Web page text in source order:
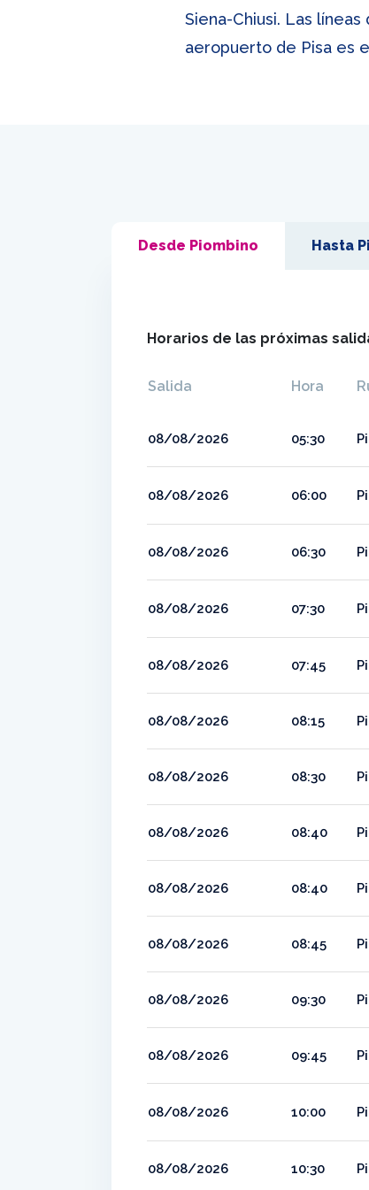
Siena-Chiusi. Las
aeropuerto de Pisa es
Desde Piombino Hasta
Horarios de las próximas
Salida Hora
08/08/2026 05:30
08/08/2026 06:00
08/08/2026 06:30
08/08/2026 07:30
08/08/2026 07:45
08/08/2026 08:15
08/08/2026 08:30
08/08/2026 08:40
08/08/2026 08:40
08/08/2026 08:45
08/08/2026 09:30
08/08/2026 09:45
08/08/2026 10:00
08/08/2026 10:30